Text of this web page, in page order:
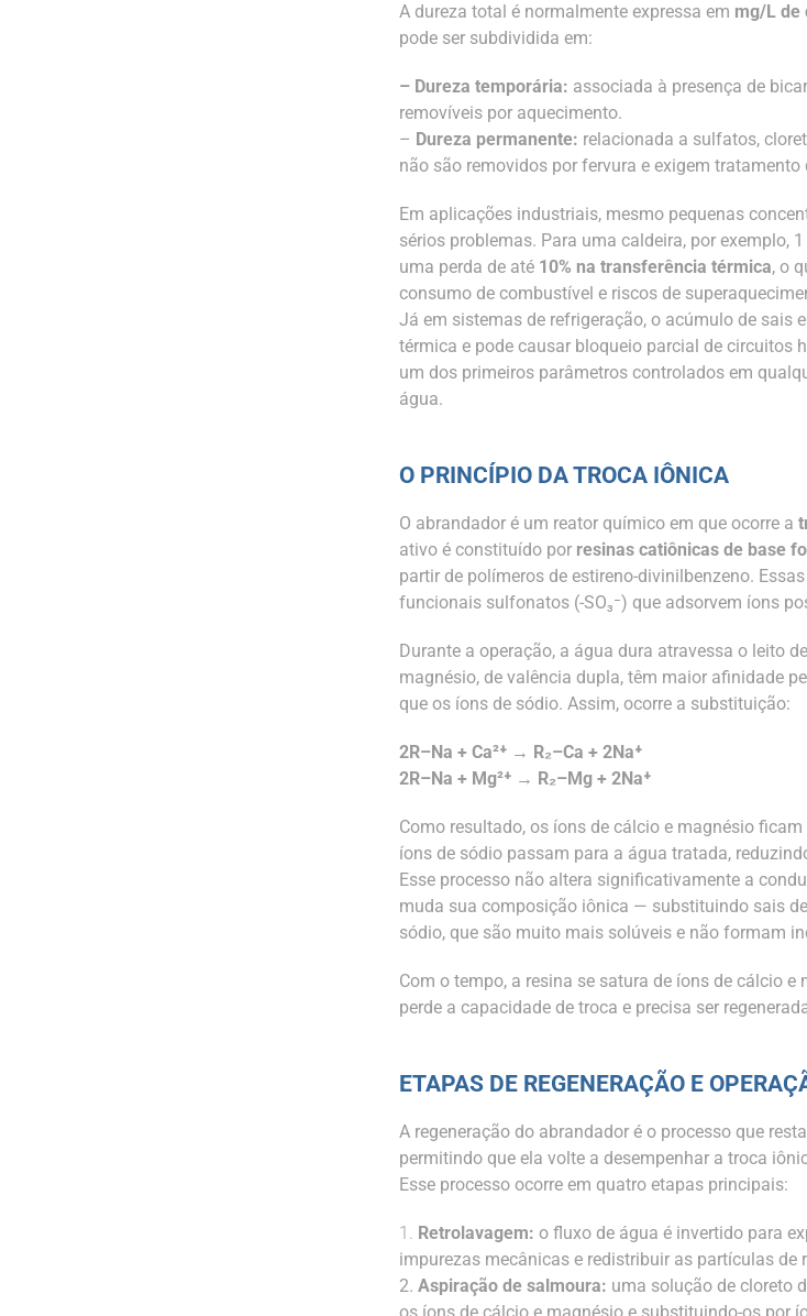
A dureza total é normalmente expressa em mg/L de
pode ser subdividida em:
– Dureza temporária: associada à presença de
removíveis por aquecimento.
– Dureza permanente: relacionada a sulfatos,
não são removidos por fervura e exigem tratamento
Em aplicações industriais, mesmo pequenas
sérios problemas. Para uma caldeira, por exemplo,
uma perda de até 10% na transferência térmica, o
consumo de combustível e riscos de
Já em sistemas de refrigeração, o acúmulo de sais
térmica e pode causar bloqueio parcial de circuitos
um dos primeiros parâmetros controlados em
água.
O PRINCÍPIO DA TROCA IÔNICA
O abrandador é um reator químico em que ocorre a
ativo é constituído por resinas catiônicas de base
partir de polímeros de estireno-divinilbenzeno.
funcionais sulfonatos (-SO₃⁻) que adsorvem íons
Durante a operação, a água dura atravessa o leito
magnésio, de valência dupla, têm maior afinidade
que os íons de sódio. Assim, ocorre a substituição:
2R–Na + Ca²⁺ → R₂–Ca + 2Na⁺
2R–Na + Mg²⁺ → R₂–Mg + 2Na⁺
Como resultado, os íons de cálcio e magnésio
íons de sódio passam para a água tratada,
Esse processo não altera significativamente a
muda sua composição iônica — substituindo sais
sódio, que são muito mais solúveis e não formam
Com o tempo, a resina se satura de íons de cálcio e
perde a capacidade de troca e precisa ser
ETAPAS DE REGENERAÇÃO E
A regeneração do abrandador é o processo que
permitindo que ela volte a desempenhar a troca
Esse processo ocorre em quatro etapas principais:
1. Retrolavagem: o fluxo de água é invertido para
impurezas mecânicas e redistribuir as partículas de
2.Aspiração de salmoura: uma solução de cloreto